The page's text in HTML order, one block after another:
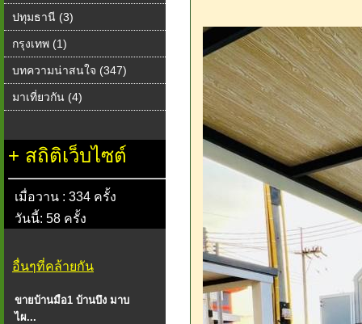
ปทุมธานี (3)
กรุงเทพ (1)
บทความน่าสนใจ (347)
มาเที่ยวกัน (4)
+ สถิติเว็บไซต์
เมื่อวาน : 334 ครั้ง
วันนี้: 58 ครั้ง
อื่นๆที่คล้ายกัน
ขายบ้านมือ1 บ้านบึง มาบ
ไผ...